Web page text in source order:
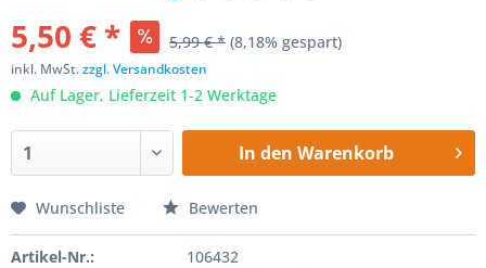
5,50 € * 5,99 € * (8,18% gespart)
inkl. MwSt.zzgl. Versandkosten
Auf Lager, Lieferzeit 1-2 Werktage
In den Warenkorb
Wunschliste Bewerten
Artikel-Nr.:
106432